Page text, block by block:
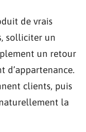
de vrais
solliciter un
un retour
d’appartenance.
clients, puis
la